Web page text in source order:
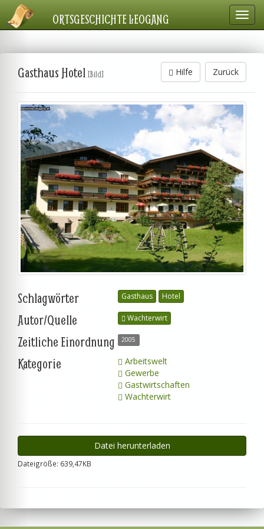
ORTSGESCHICHTE LEOGANG
Zurück
Hilfe
Gasthaus Hotel [Bild]
Schlagwörter Gasthaus Hotel
Autor/Quelle Wachterwirt
Zeitliche Einordnung 2005
Kategorie
Arbeitswelt
Gewerbe
Gastwirtschaften
Wachterwirt
Datei herunterladen
Dateigröße: 639,47KB